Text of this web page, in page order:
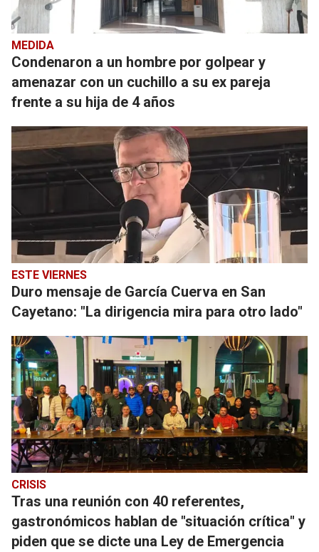
MEDIDA
Condenaron a un hombre por golpear y
amenazar con un cuchillo a su ex pareja
frente a su hija de 4 años
ESTE VIERNES
Duro mensaje de García Cuerva en San
Cayetano: "La dirigencia mira para otro lado"
CRISIS
Tras una reunión con 40 referentes,
gastronómicos hablan de "situación crítica" y
piden que se dicte una Ley de Emergencia